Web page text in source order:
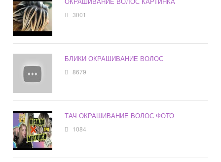
3001
БЛИКИ ОКРАШИВАНИЕ ВОЛОС
8679
ТАЧ ОКРАШИВАНИЕ ВОЛОС ФОТО
1084